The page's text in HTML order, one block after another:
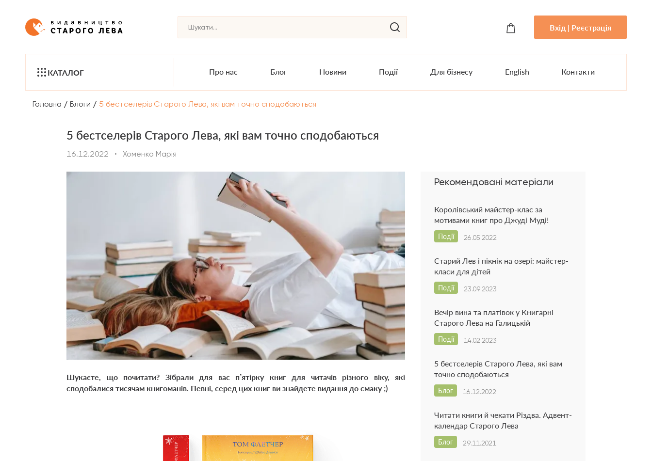
Вхід | Реєстрація
КАТАЛОГ Про нас Блог Новини Події Для бізнесу English Контакти
Головна / Блоги / 5 бестселерів Старого Лева, які вам точно сподобаються
5 бестселерів Старого Лева, які вам точно сподобаються
16.12.2022 • Хоменко Марія
Шукаєте, що почитати? Зібрали для вас п’ятірку книг для читачів різного віку, які
сподобалися тисячам книгоманів. Певні, серед цих книг ви знайдете видання до смаку ;)
Рекомендовані матеріали
Королівський майстер-клас за
мотивами книг про Джуді Муді!
26.05.2022
Події
Старий Лев і пікнік на озері: майстер-
класи для дітей
23.09.2023
Події
Вечір вина та платівок у Книгарні
Старого Лева на Галицькій
14.02.2023
Події
5 бестселерів Старого Лева, які вам
точно сподобаються
16.12.2022
Блог
Читати книги й чекати Різдва. Адвент-
календар Старого Лева
29.11.2021
Блог